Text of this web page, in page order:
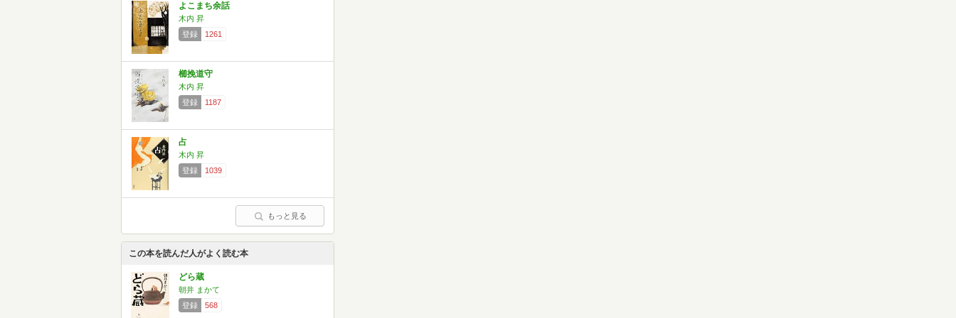
よこまち余話
木内 昇
登録
1261
櫛挽道守
木内 昇
登録
1187
占
木内 昇
登録
1039
もっと見る
この本を読んだ人がよく読む本
どら蔵
朝井 まかて
登録
568